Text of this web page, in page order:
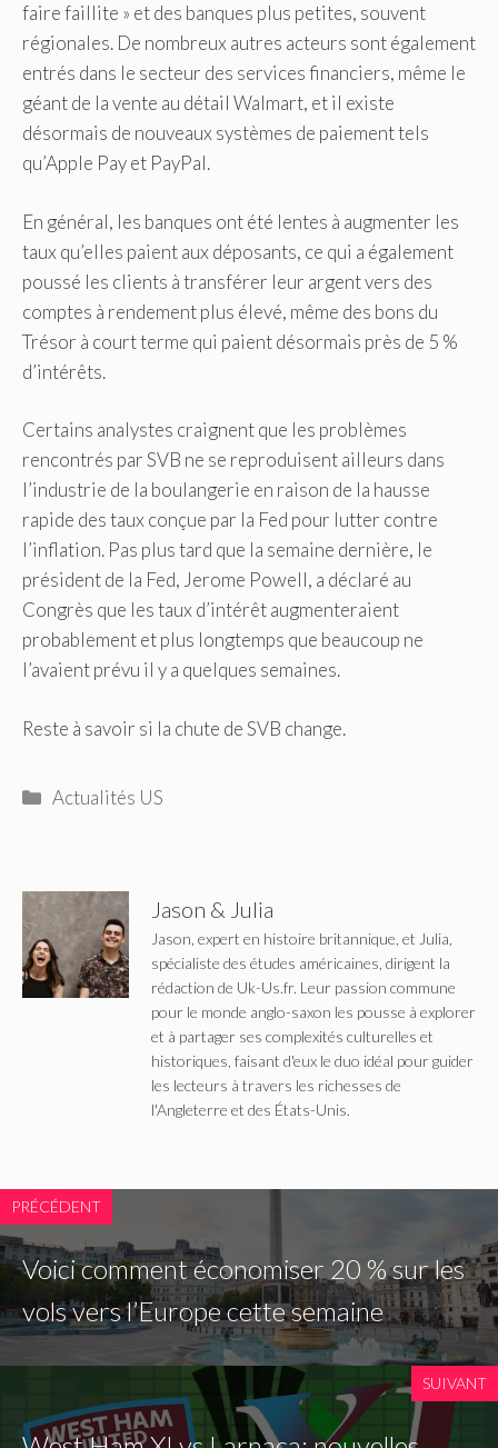
faire faillite » et des banques plus petites, souvent
régionales. De nombreux autres acteurs sont également
entrés dans le secteur des services financiers, même le
géant de la vente au détail Walmart, et il existe
désormais de nouveaux systèmes de paiement tels
qu’Apple Pay et PayPal.
En général, les banques ont été lentes à augmenter les
taux qu’elles paient aux déposants, ce qui a également
poussé les clients à transférer leur argent vers des
comptes à rendement plus élevé, même des bons du
Trésor à court terme qui paient désormais près de 5 %
d’intérêts.
Certains analystes craignent que les problèmes
rencontrés par SVB ne se reproduisent ailleurs dans
l’industrie de la boulangerie en raison de la hausse
rapide des taux conçue par la Fed pour lutter contre
l’inflation. Pas plus tard que la semaine dernière, le
président de la Fed, Jerome Powell, a déclaré au
Congrès que les taux d’intérêt augmenteraient
probablement et plus longtemps que beaucoup ne
l’avaient prévu il y a quelques semaines.
Reste à savoir si la chute de SVB change.
Catégories
Actualités US
Jason & Julia
Jason, expert en histoire britannique, et Julia,
spécialiste des études américaines, dirigent la
rédaction de Uk-Us.fr. Leur passion commune
pour le monde anglo-saxon les pousse à explorer
et à partager ses complexités culturelles et
historiques, faisant d'eux le duo idéal pour guider
les lecteurs à travers les richesses de
l'Angleterre et des États-Unis.
PRÉCÉDENT
Voici comment économiser 20 % sur les
vols vers l’Europe cette semaine
SUIVANT